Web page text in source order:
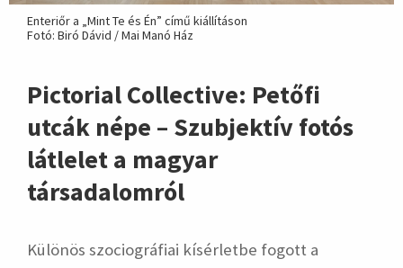
Enteriőr a „Mint Te és Én” című kiállításon
Fotó: Biró Dávid / Mai Manó Ház
Pictorial Collective: Petőfi
utcák népe – Szubjektív fotós
látlelet a magyar
társadalomról
Különös szociográfiai kísérletbe fogott a